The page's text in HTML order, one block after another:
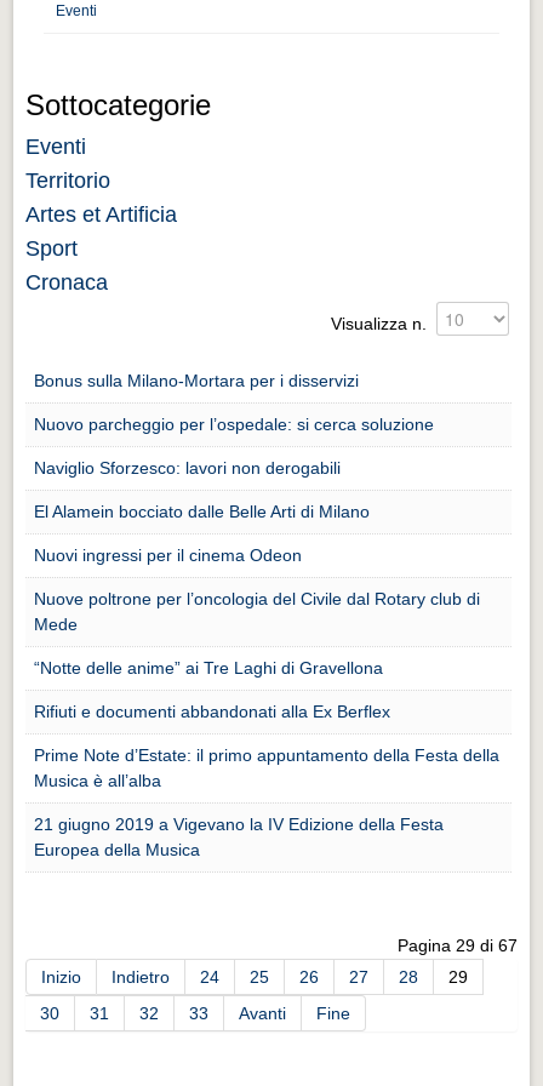
Distretto industriale
Muoversi a Vigevano
Cultura e turismo 4.0
Cultura e turismo 4.0
PROGETTI
PROGETTI
Progetti Realizzati
Progetti Realizzati
EVENTI
EVENTI
Eventi Vigevano
Eventi Vigevano
Eventi Pavia
Eventi Pavia
Eventi
Sottocategorie
Eventi
Territorio
Artes et Artificia
Sport
Cronaca
Visualizza n.
Bonus sulla Milano-Mortara per i disservizi
Nuovo parcheggio per l’ospedale: si cerca soluzione
Naviglio Sforzesco: lavori non derogabili
El Alamein bocciato dalle Belle Arti di Milano
Nuovi ingressi per il cinema Odeon
Nuove poltrone per l’oncologia del Civile dal Rotary club di
Mede
“Notte delle anime” ai Tre Laghi di Gravellona
Rifiuti e documenti abbandonati alla Ex Berflex
Prime Note d’Estate: il primo appuntamento della Festa della
Musica è all’alba
21 giugno 2019 a Vigevano la IV Edizione della Festa
Europea della Musica
Pagina 29 di 67
Inizio
Indietro 24 25 26 27 28
29
30
31 32 33 Avanti Fine